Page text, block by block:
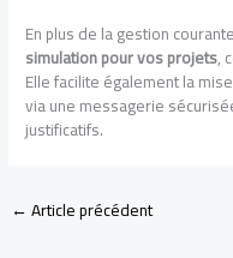
En plus de la gestion
simulation pour vos projets,
Elle facilite également la
via une messagerie
justificatifs.
←Article précédent